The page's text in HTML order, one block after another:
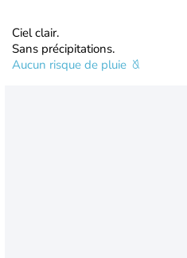
Ciel clair.
Sans précipitations.
Aucun risque de pluie